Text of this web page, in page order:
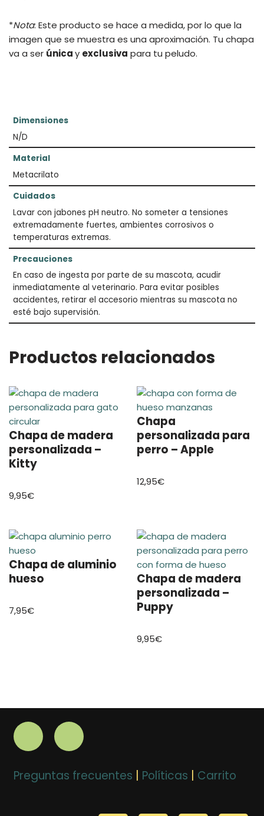
*Nota: Este producto se hace a medida, por lo que la
imagen que se muestra es una aproximación. Tu chapa
va a ser únicay exclusiva para tu peludo.
Dimensiones
N/D
Material
Metacrilato
Cuidados
Lavar con jabones pH neutro. No someter a tensiones
extremadamente fuertes, ambientes corrosivos o
temperaturas extremas.
Precauciones
En caso de ingesta por parte de su mascota, acudir
inmediatamente al veterinario. Para evitar posibles
accidentes, retirar el accesorio mientras su mascota no
esté bajo supervisión.
Productos relacionados
Chapa de madera
personalizada –
Kitty
9,95€
Chapa
personalizada para
perro – Apple
12,95€
Chapa de aluminio
hueso
7,95€
Chapa de madera
personalizada –
Puppy
9,95€
Preguntas frecuentes Políticas Carrito